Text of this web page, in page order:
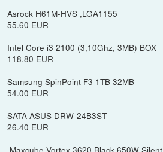
Asrock H61M-HVS ,LGA1155
55.60 EUR
Intel Core i3 2100 (3,10Ghz, 3MB) BOX
118.80 EUR
Samsung SpinPoint F3 1TB 32MB
54.00 EUR
SATA ASUS DRW-24B3ST
26.40 EUR
.Maxcube Vortex 3620 Black 650W Silent